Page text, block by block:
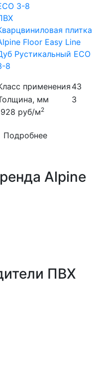
плитка
Floor Easy Line
Рустикальный ECO
8
применения 43
мм
3
руб/м2
Подробнее
Alpine
ПВХ